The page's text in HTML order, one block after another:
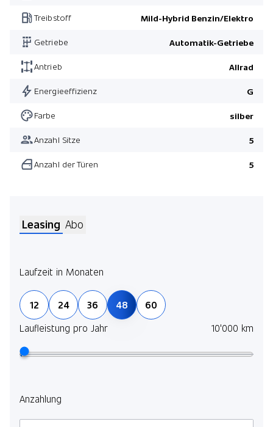
HiFi-System Harman/Kardon
Pack Driver Assist
Pack Light
Pack Winter
Treibstoff Mild-Hybrid Benzin/Elektro
Getriebe Automatik-Getriebe
Antrieb Allrad
Energieeffizienz G
Farbe silber
Anzahl Sitze 5
Anzahl der Türen 5
Leasing Abo
Laufzeit in Monaten
12 24 36 48
60
Laufleistung pro Jahr
10'000 km
Anzahlung